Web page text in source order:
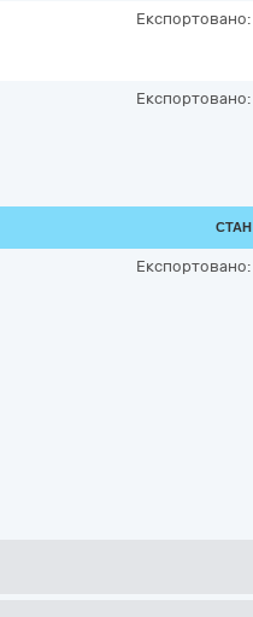
Експортовано:
Експортовано:
СТАН
Експортовано: